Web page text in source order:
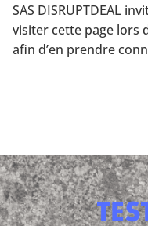
SAS DISRUPTDEAL
visiter cette page lors
afin d’en prendre